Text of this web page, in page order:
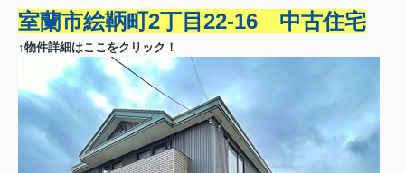
室蘭市絵鞆町2丁目22-16 中古住宅
↑物件詳細はここをクリック！